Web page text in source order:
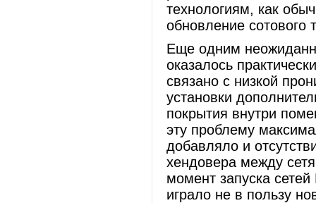
технологиям, как
обновление сотового
Еще одним
оказалось
связано с низкой
установки
покрытия внутри
эту проблему
добавляло и
хендовера между
момент запуска
играло не в пользу